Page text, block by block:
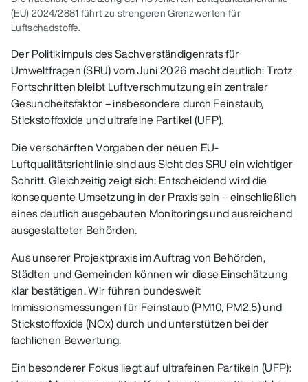
(EU) 2024/2881 führt zu strengeren Grenzwerten für
Luftschadstoffe.
Der Politikimpuls des Sachverständigenrats für
Umweltfragen (SRU) vom Juni 2026 macht deutlich: Trotz
Fortschritten bleibt Luftverschmutzung ein zentraler
Gesundheitsfaktor – insbesondere durch Feinstaub,
Stickstoffoxide und ultrafeine Partikel (UFP).
Die verschärften Vorgaben der neuen EU-
Luftqualitätsrichtlinie sind aus Sicht des SRU ein wichtiger
Schritt. Gleichzeitig zeigt sich: Entscheidend wird die
konsequente Umsetzung in der Praxis sein – einschließlich
eines deutlich ausgebauten Monitorings und ausreichend
ausgestatteter Behörden.
Aus unserer Projektpraxis im Auftrag von Behörden,
Städten und Gemeinden können wir diese Einschätzung
klar bestätigen. Wir führen bundesweit
Immissionsmessungen für Feinstaub (PM10, PM2,5) und
Stickstoffoxide (NOx) durch und unterstützen bei der
fachlichen Bewertung.
Ein besonderer Fokus liegt auf ultrafeinen Partikeln (UFP):